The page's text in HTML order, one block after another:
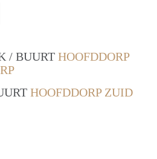
/ BUURT HOOFDDORP
HOOFDDORP ZUID